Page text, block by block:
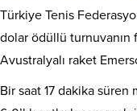
Türkiye Tenis
dolar ödüllü turnuvanın
Avustralyalı raket
Bir saat 17 dakika